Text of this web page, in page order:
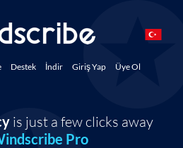
Destek İndir Giriş Yap Üye Ol
is just a few clicks away
Pro